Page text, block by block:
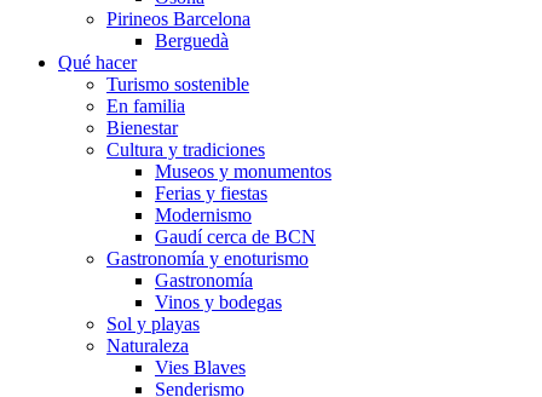
Pirineos Barcelona
Berguedà
Qué hacer
Turismo sostenible
En familia
Bienestar
Cultura y tradiciones
Museos y monumentos
Ferias y fiestas
Modernismo
Gaudí cerca de BCN
Gastronomía y enoturismo
Gastronomía
Vinos y bodegas
Sol y playas
Naturaleza
Vies Blaves
Senderismo